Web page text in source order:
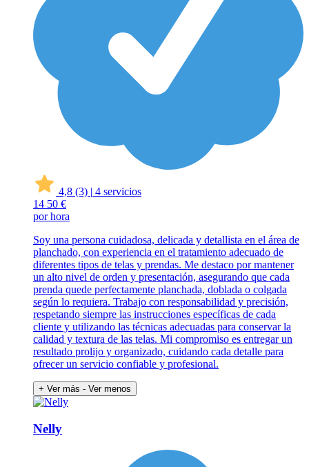
4,8 (3) | 4 servicios
14 50 €
por hora
Soy una persona cuidadosa, delicada y detallista en el área de
planchado, con experiencia en el tratamiento adecuado de
diferentes tipos de telas y prendas. Me destaco por mantener
un alto nivel de orden y presentación, asegurando que cada
prenda quede perfectamente planchada, doblada o colgada
según lo requiera. Trabajo con responsabilidad y precisión,
respetando siempre las instrucciones específicas de cada
cliente y utilizando las técnicas adecuadas para conservar la
calidad y textura de las telas. Mi compromiso es entregar un
resultado prolijo y organizado, cuidando cada detalle para
ofrecer un servicio confiable y profesional.
+ Ver más - Ver menos
Nelly